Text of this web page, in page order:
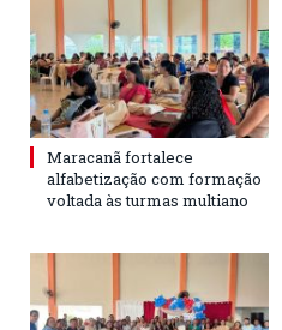
Maracanã fortalece
alfabetização com formação
voltada às turmas multiano